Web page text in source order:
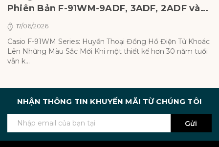
Phiên Bản F-91WM-9ADF, 3ADF, 2ADF và
7ADF
17/06/2026
Casio F-91WM Series: Huyền Thoại Đồng Hồ Điện Tử Khoác
Lên Những Màu Sắc Mới Khi một thiết kế hơn 30 năm tuổi
vẫn k...
NHẬN THÔNG TIN KHUYẾN MÃI TỪ CHÚNG TÔI
Gửi